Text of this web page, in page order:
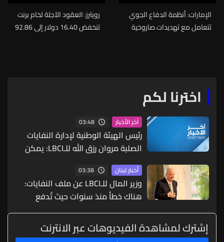
الإمارات: أنظمة الدفاع الجوي
تتعامل مع تهديدات صاروخية
رويترز: العقود الآجلة لخام برنت
تنخفض 16.40 دولار إلى 92.86
اخترنا لكم
آخر الأخبار 03:48
رئيس الهيئة الوطنية لإدارة النفايات
الصلبة مروان رزق الله للـLBCI: يمكن
القول اليوم أنه أصبح هناك مرجعية
لقطاع النفايات في لبنان وهي الهيئة
فالبلديات إذا كان لديها مشروع
تستطيع القول إنها تريد المساعدة فيه
أخبار لبنان 03:38
وزير المال للـLBCI عن ملف النفايات:
هناك خطأ منذ سنوات حيث تُدفع
أموال من خزينة الدولة من دون قانون
إشترك لمشاهدة الفيديوهات عبر الانترنت